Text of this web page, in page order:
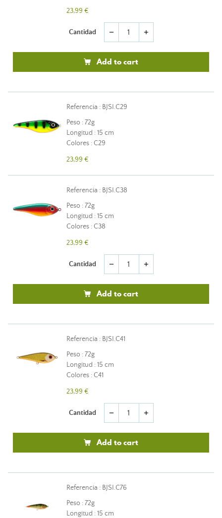
23,99 €
Cantidad remove add
Add to cart
Referencia : BJSI.C29
Peso : 72g
Longitud : 15 cm
Colores : C29
23,99 €
Referencia : BJSI.C38
Peso : 72g
Longitud : 15 cm
Colores : C38
23,99 €
Cantidad remove add
Add to cart
Referencia : BJSI.C41
Peso : 72g
Longitud : 15 cm
Colores : C41
23,99 €
Cantidad remove add
Add to cart
Referencia : BJSI.C76
Peso : 72g
Longitud : 15 cm